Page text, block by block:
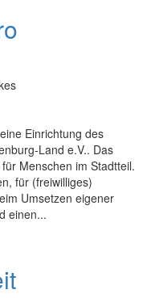
Einrichtung des
Land e.V.. Das
Menschen im Stadtteil.
für (freiwilliges)
Umsetzen eigener
einen...